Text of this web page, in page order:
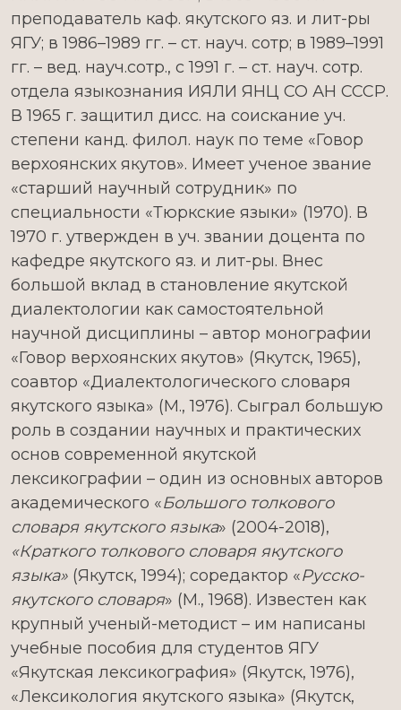
преподаватель каф. якутского яз. и лит-ры
ЯГУ; в 1986–1989 гг. – ст. науч. сотр; в 1989–1991
гг. – вед. науч.сотр., с 1991 г. – ст. науч. сотр.
отдела языкознания ИЯЛИ ЯНЦ СО АН СССР.
В 1965 г. защитил дисс. на соискание уч.
степени канд. филол. наук по теме «Говор
верхоянских якутов». Имеет ученое звание
«старший научный сотрудник» по
специальности «Тюркские языки» (1970). В
1970 г. утвержден в уч. звании доцента по
кафедре якутского яз. и лит-ры. Внес
большой вклад в становление якутской
диалектологии как самостоятельной
научной дисциплины – автор монографии
«Говор верхоянских якутов» (Якутск, 1965),
соавтор «Диалектологического словаря
якутского языка» (М., 1976). Сыграл большую
роль в создании научных и практических
основ современной якутской
лексикографии – один из основных авторов
академического «Большого толкового
словаря якутского языка» (2004-2018),
«Краткого толкового словаря якутского
языка» (Якутск, 1994); соредактор «Русско-
якутского словаря» (М., 1968). Известен как
крупный ученый-методист – им написаны
учебные пособия для студентов ЯГУ
«Якутская лексикография» (Якутск, 1976),
«Лексикология якутского языка» (Якутск,